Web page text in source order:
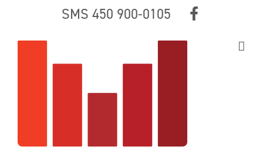
content
SMS 450 900-0105